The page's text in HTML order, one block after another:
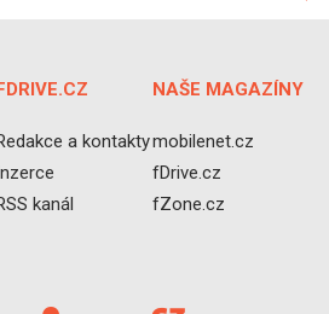
FDRIVE.CZ
a kontakty
Inzerce
kanál
NAŠE MAGAZÍNY
mobilenet.cz
fDrive.cz
fZone.cz